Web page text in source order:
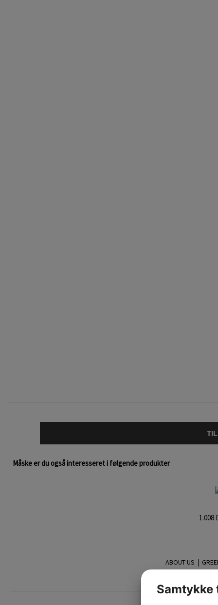
Måske er du også interesseret i følgende produkter
1.008
ABOUT US |